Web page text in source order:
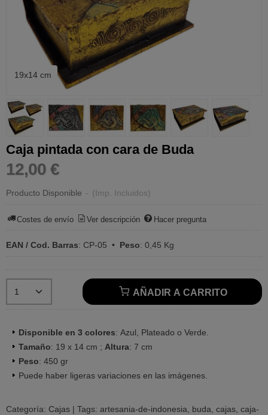
19x14 cm
Caja pintada con cara de Buda
12,00 €
Producto Disponible - (Imp. Incluidos)
Costes de envío Ver descripción Hacer pregunta
EAN / Cod. Barras: CP-05 • Peso: 0,45 Kg
AÑADIR A CARRITO
Disponible en 3 colores: Azul, Plateado o Verde.
Tamaño: 19 x 14 cm ; Altura: 7 cm
Peso: 450 gr
Puede haber ligeras variaciones en las imágenes.
Categoría: Cajas | Tags: artesania-de-indonesia buda cajas caja-